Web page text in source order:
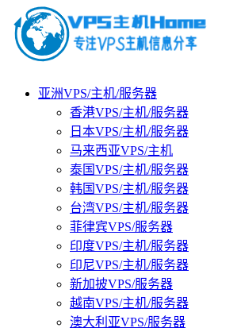
亚洲VPS/主机/服务器
香港VPS/主机/服务器
日本VPS/主机/服务器
马来西亚VPS/主机
泰国VPS/主机/服务器
韩国VPS/主机/服务器
台湾VPS/主机/服务器
菲律宾VPS/服务器
印度VPS/主机/服务器
印尼VPS/主机/服务器
新加披VPS/服务器
越南VPS/主机/服务器
澳大利亚VPS/服务器